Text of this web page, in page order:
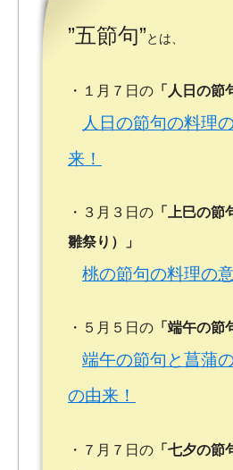
”五節句”とは、
・１月７日の 「人日の節
人日の節句の料理
来！
・３月３日の 「上巳の節
雛祭り）」
桃の節句の料理の
・５月５日の 「端午の節
端午の節句と菖蒲
の由来！
・７月７日の 「七夕の節